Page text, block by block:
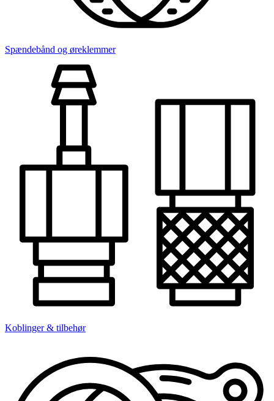
Spændebånd og øreklemmer
Koblinger & tilbehør